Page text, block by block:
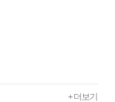
+ 더보기